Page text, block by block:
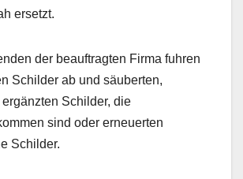
ersetzt.
der beauftragten Firma fuhren
Schilder ab und säuberten,
Schilder, die
sind oder erneuerten
Schilder.